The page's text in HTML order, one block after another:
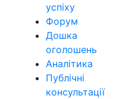
успіху
Форум
Дошка
оголошень
Аналітика
Публічні
консультації